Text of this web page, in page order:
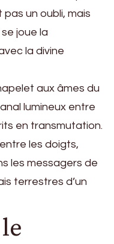
pas un oubli, mais
joue la
la divine
aux âmes du
lumineux entre
en transmutation.
les doigts,
les messagers de
terrestres d’un